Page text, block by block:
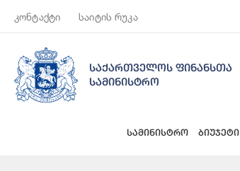
კონტაქტი საიტის რუკა
საქართველოს ფინანსთა
სამინისტრო
სამინისტრო ბიუჯეტი